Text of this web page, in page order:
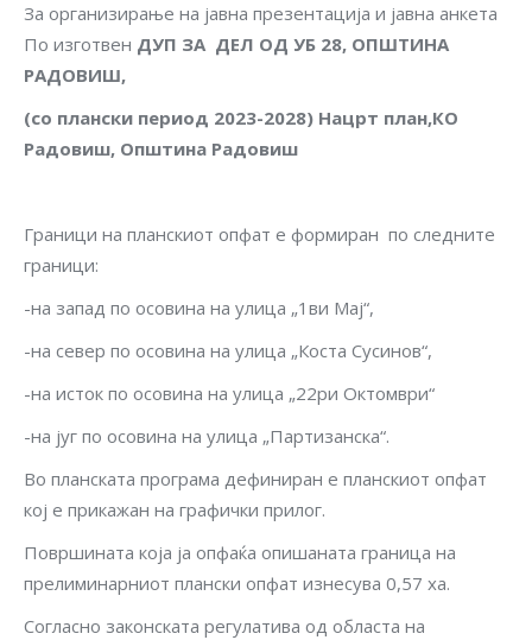
За организирање на јавна презентација и јавна анкета
По изготвен ДУП ЗА ДЕЛ ОД УБ 28, ОПШТИНА
РАДОВИШ,
(со плански период 2023-2028) Нацрт план,КО
Радовиш, Општина Радовиш
Граници на планскиот опфат е формиран по следните
граници:
-на запад по осовина на улица „1ви Мај“,
-на север по осовина на улица „Коста Сусинов“,
-на исток по осовина на улица „22ри Октомври“
-на југ по осовина на улица „Партизанска“.
Во планската програма дефиниран е планскиот опфат
кој е прикажан на графички прилог.
Површината која ја опфаќа опишаната граница на
прелиминарниот плански опфат изнесува 0,57 ха.
Согласно законската регулатива од областа на